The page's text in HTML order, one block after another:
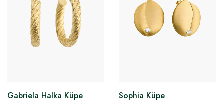
Gabriela Halka Küpe Sophia Küpe